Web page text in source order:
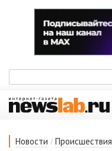
Новости / Происшествия